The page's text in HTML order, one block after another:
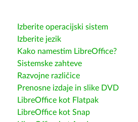
Izberite operacijski sistem
Izberite jezik
Kako namestim LibreOffice?
Sistemske zahteve
Razvojne različice
Prenosne izdaje in slike DVD
LibreOffice kot Flatpak
LibreOffice kot Snap